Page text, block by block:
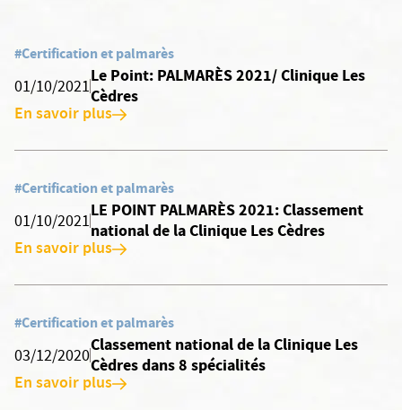
#Certification et palmarès
01/10/2021
Le Point: PALMARÈS 2021/ Clinique Les
Cèdres
En savoir plus
#Certification et palmarès
01/10/2021
LE POINT PALMARÈS 2021: Classement
national de la Clinique Les Cèdres
En savoir plus
#Certification et palmarès
03/12/2020
Classement national de la Clinique Les
Cèdres dans 8 spécialités
En savoir plus